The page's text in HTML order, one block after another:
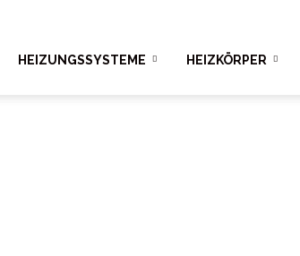
HEIZUNGSSYSTEME HEIZKÖRPER